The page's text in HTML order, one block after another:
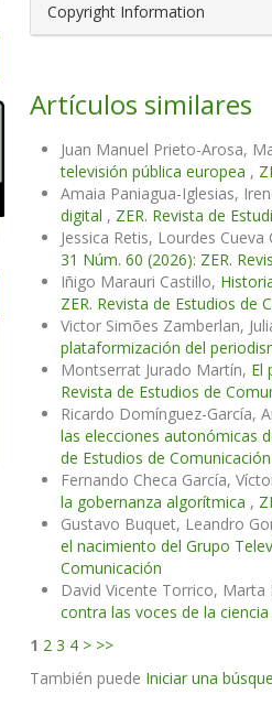
Copyright Information
Artículos similares
Juan Manuel Prieto-Arosa,
televisión pública europea ,
Amaia Paniagua-Iglesias,
digital , ZER. Revista de
Jessica Retis, Lourdes Cueva
31 Núm. 60 (2026): ZER.
Iñigo Marauri Castillo,
ZER. Revista de Estudios de
Victor Simões Zamberlan,
plataformización del
Montserrat Jurado Martín, El
Revista de Estudios de
Ricardo Domínguez-García,
las elecciones autonómicas
de Estudios de Comunicación
Fernando Checa García,
la gobernanza algorítmica ,
Gustavo Buquet, Leandro
el nacimiento del Grupo
Comunicación
David Vicente Torrico,
contra las voces de la ciencia
1 2 3 4 > >>
También puede Iniciar una